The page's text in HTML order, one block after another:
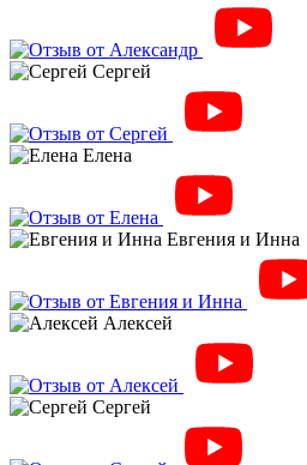
Сергей
Елена
Евгения и Инна
Алексей
Сергей